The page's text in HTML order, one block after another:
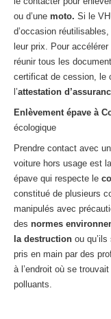
ou d’une moto. Si le
d’occasion
leur prix. Pour accélérer
réunir tous les
certificat de cession, le
l’attestation
Enlèvement épave à
écologique
Prendre contact avec
voiture hors usage est
épave qui respecte le
constitué de plusieurs
manipulés avec
des normes
la destruction ou
pris en main par des
à l’endroit où se
polluants.